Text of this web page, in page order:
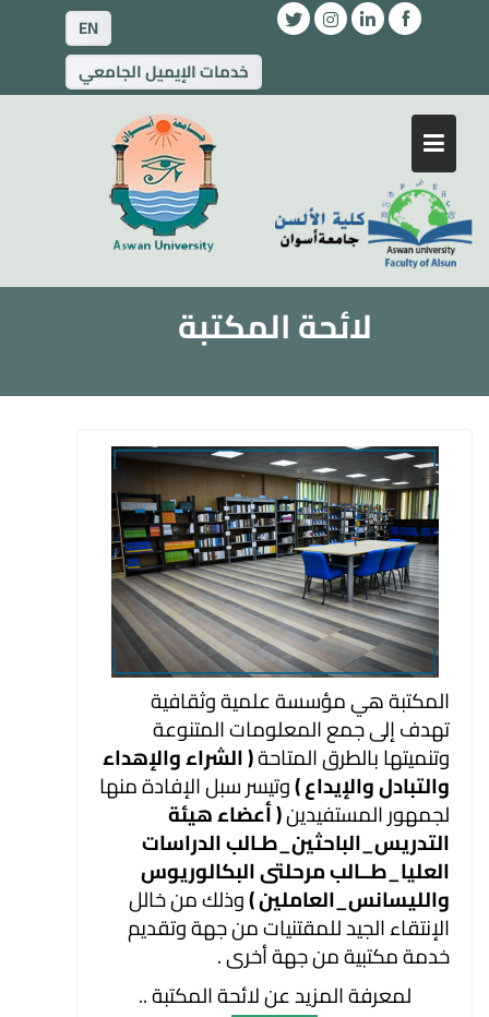
EN
خدمات الإيميل الجامعي
لائحة المكتبة
المكتبة هي مؤسسة علمية وثقافية
تهدف إلى جمع المعلومات المتنوعة
وتنميتها بالطرق المتاحة( الشراء والإهداء
والتبادل والإيداع )وتيسر سبل الإفادة منها
لجمهور المستفيدين( أعضاءهيئة
التدريس_الباحثين_طـالب الدراسات
العليا_طــالب مرحلتى البكالوريوس
والليسانس_العاملين )وذلك من خالل
الإنتقاء الجيد للمقتنيات من جهة وتقديم
خدمة مكتبية من جهةأخرى .
لمعرفة المزيد عن لائحة المكتبة ..